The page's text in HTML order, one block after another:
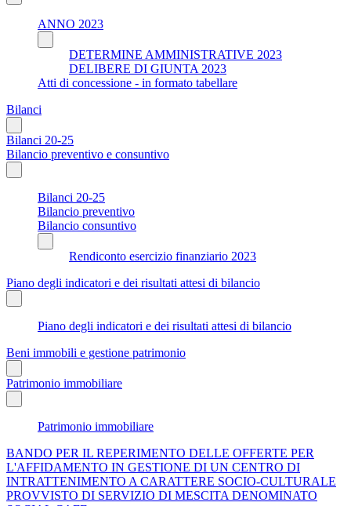
ANNO 2023
DETERMINE AMMINISTRATIVE 2023
DELIBERE DI GIUNTA 2023
Atti di concessione - in formato tabellare
Bilanci
Bilanci 20-25
Bilancio preventivo e consuntivo
Bilanci 20-25
Bilancio preventivo
Bilancio consuntivo
Rendiconto esercizio finanziario 2023
Piano degli indicatori e dei risultati attesi di bilancio
Piano degli indicatori e dei risultati attesi di bilancio
Beni immobili e gestione patrimonio
Patrimonio immobiliare
Patrimonio immobiliare
BANDO PER IL REPERIMENTO DELLE OFFERTE PER
L'AFFIDAMENTO IN GESTIONE DI UN CENTRO DI
INTRATTENIMENTO A CARATTERE SOCIO-CULTURALE
PROVVISTO DI SERVIZIO DI MESCITA DENOMINATO